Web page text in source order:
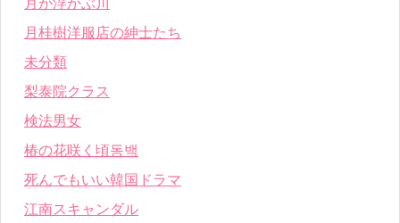
月が浮かぶ川
月桂樹洋服店の紳士たち
未分類
梨泰院クラス
検法男女
椿の花咲く頃동백
死んでもいい韓国ドラマ
江南スキャンダル